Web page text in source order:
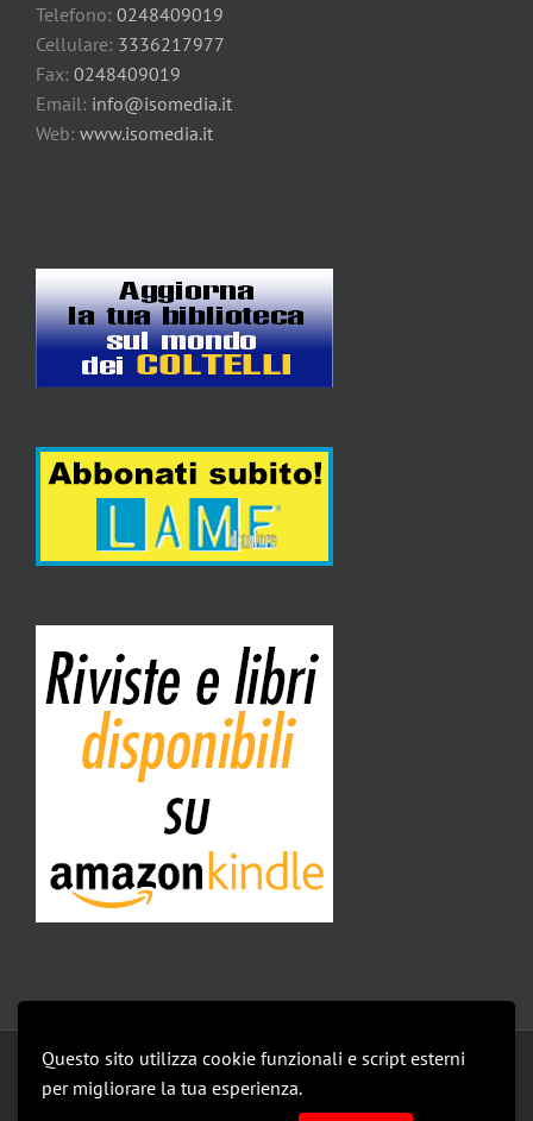
Questo sito utilizza cookie funzionali e script esterni
per migliorare la tua esperienza.
Telefono: 0248409019
Cellulare: 3336217977
Fax: 0248409019
Email: info@isomedia.it
Web: www.isomedia.it
Copyright 2019 Isomedia Srl | All Rights Reserved |privacy policy
Le mie impostazioni